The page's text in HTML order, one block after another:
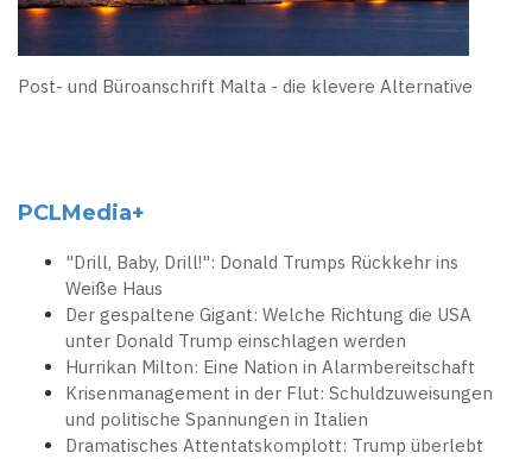
Post- und Büroanschrift Malta - die klevere Alternative
PCLMedia+
"Drill, Baby, Drill!": Donald Trumps Rückkehr ins
Weiße Haus
Der gespaltene Gigant: Welche Richtung die USA
unter Donald Trump einschlagen werden
Hurrikan Milton: Eine Nation in Alarmbereitschaft
Krisenmanagement in der Flut: Schuldzuweisungen
und politische Spannungen in Italien
Dramatisches Attentatskomplott: Trump überlebt